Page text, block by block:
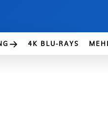
4K BLU-RAYS